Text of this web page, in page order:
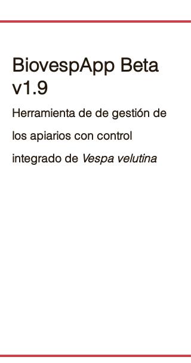
BiovespApp Beta
v1.9
Herramienta de de gestión de
los apiarios con control
integrado de Vespa velutina